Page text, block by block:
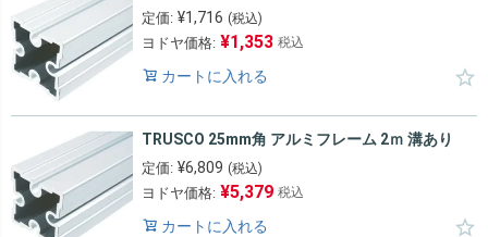
定価: ¥1,716 (税込)
ヨドヤ価格: ¥1,353 税込
カートに入れる
TRUSCO 25mm角 アルミフレーム 2ｍ 溝あり
定価: ¥6,809 (税込)
ヨドヤ価格: ¥5,379 税込
カートに入れる